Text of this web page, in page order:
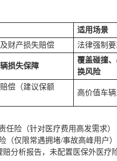
适用场景
财产损失赔偿 法律强制
损失保障
覆盖碰撞
换风险
偿（建议保额
高价值车
任险（针对医疗费用高发需求）
（仅限常遇拥堵/事故高峰用户）
赔分析报告，未配置医保外医疗